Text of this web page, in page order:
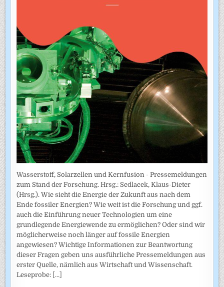
Wasserstoff, Solarzellen und Kernfusion - Pressemeldungen
zum Stand der Forschung. Hrsg.: Sedlacek, Klaus-Dieter
(Hrsg.). Wie sieht die Energie der Zukunft aus nach dem
Ende fossiler Energien? Wie weit ist die Forschung und ggf.
auch die Einführung neuer Technologien um eine
grundlegende Energiewende zu ermöglichen? Oder sind wir
möglicherweise noch länger auf fossile Energien
angewiesen? Wichtige Informationen zur Beantwortung
dieser Fragen geben uns ausführliche Pressemeldungen aus
erster Quelle, nämlich aus Wirtschaft und Wissenschaft.
Leseprobe: [...]